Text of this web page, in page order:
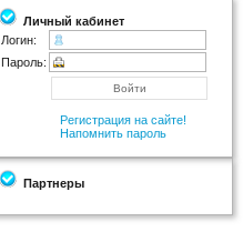
Личный кабинет
Логин:
Пароль:
Регистрация на сайте!
Напомнить пароль
Партнеры